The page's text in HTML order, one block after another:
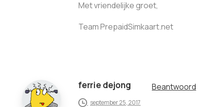
Met vriendelijke groet,
Team PrepaidSimkaart.net
ferrie dejong Beantwoord
september 25, 2017